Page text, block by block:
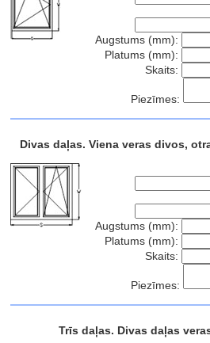
Augstums (mm):
Platums (mm):
Skaits:
Piezīmes:
Divas daļas. Viena veras divos,
Augstums (mm):
Platums (mm):
Skaits:
Piezīmes:
Trīs daļas. Divas daļas